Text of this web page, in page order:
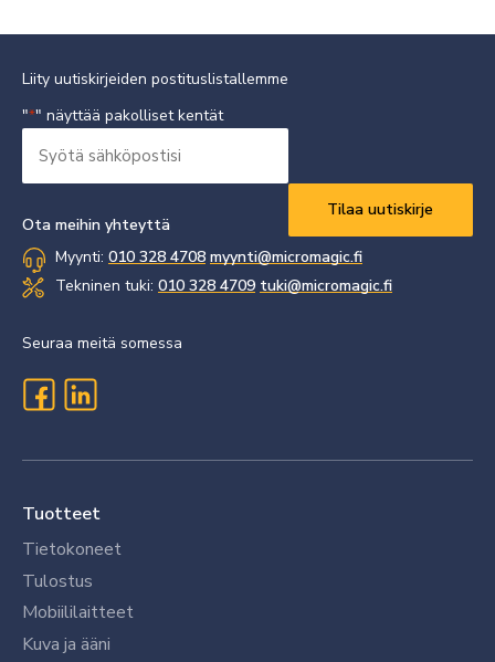
Liity uutiskirjeiden postituslistallemme
"*" näyttää pakolliset kentät
sähköpostisi
Ota meihin yhteyttä
Myynti: 010 328 4708 myynti@micromagic.fi
Tekninen tuki: 010 328 4709 tuki@micromagic.fi
Seuraa meitä somessa
Tuotteet
Tietokoneet
Tulostus
Mobiililaitteet
Kuva ja ääni